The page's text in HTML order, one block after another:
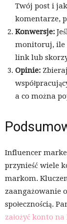
Twój post i
komentarze,
Konwersje:
monitoruj, ile
link lub
Opinie:
a co można
Influencer
przynieść wiele
markom.
zaangażowanie
społecznością.
założyć konto